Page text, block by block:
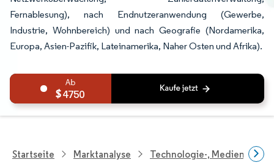
Fernablesung), nach Endnutzeranwendung (Gewerbe,
Industrie, Wohnbereich) und nach Geografie (Nordamerika,
Europa, Asien-Pazifik, Lateinamerika, Naher Osten und Afrika).
4750
Startseite Marktanalyse Technologie-, Medien- Und